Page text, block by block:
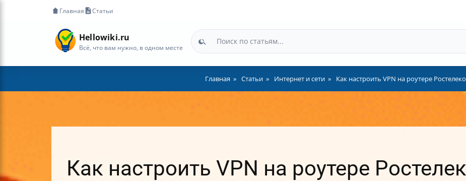
Главная Статьи
Hellowiki.ru
Всё, что вам нужно, в одном месте
Главная Статьи Интернет и сети Как настроить VPN на роутере
Как настроить VPN на роутере